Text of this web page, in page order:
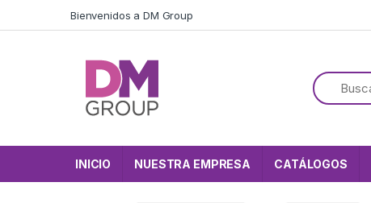
Bienvenidos a DM Group
INICIO NUESTRA EMPRESA CATÁLOGOS